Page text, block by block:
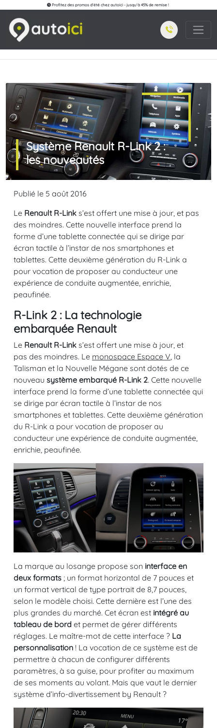
Profitez des promos d'été chez autoici - jusqu'à 45% de remise !
Système Renault R-Link 2 :
les nouveautés
Publié le 5 août 2016
Le Renault R-Link s’est offert une mise à jour, et pas
des moindres. Cette nouvelle interface prend la
forme d’une tablette connectée qui se dirige par
écran tactile à l’instar de nos smartphones et
tablettes. Cette deuxième génération du R-Link a
pour vocation de proposer au conducteur une
expérience de conduite augmentée, enrichie,
peaufinée.
R-Link 2 : La technologie
embarquée Renault
Le Renault R-Link s’est offert une mise à jour, et
pas des moindres. Le monospace Espace V , la
Talisman et la Nouvelle Mégane sont dotés de ce
nouveau système embarqué R-Link 2. Cette nouvelle
interface prend la forme d’une tablette connectée qui
se dirige par écran tactile à l’instar de nos
smartphones et tablettes. Cette deuxième génération
du R-Link a pour vocation de proposer au
conducteur une expérience de conduite augmentée,
enrichie, peaufinée.
La marque au losange propose son interface en
deux formats ; un format horizontal de 7 pouces et
un format vertical de type portrait de 8,7 pouces,
selon le modèle choisi. Cette dernière est l’une des
plus grandes du marché. Cet écran est intégré au
tableau de bord et permet de gérer différents
réglages. Le maître-mot de cette interface ? La
personnalisation ! La vocation de ce système est de
permettre à chacun de configurer différents
paramètres, à sa guise, pour profiter au maximum
de ses moments au volant. Mais que vaut le dernier
système d’info-divertissement by Renault ?